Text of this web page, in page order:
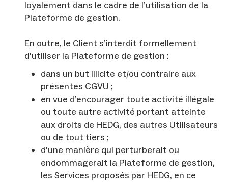
loyalement dans le cadre de l’utilisation de la
Plateforme de gestion.
En outre, le Client s’interdit formellement
d’utiliser la Plateforme de gestion :
dans un but illicite et/ou contraire aux
présentes CGVU ;
en vue d’encourager toute activité illégale
ou toute autre activité portant atteinte
aux droits de HEDG, des autres Utilisateurs
ou de tout tiers ;
d’une manière qui perturberait ou
endommagerait la Plateforme de gestion,
les Services proposés par HEDG, en ce